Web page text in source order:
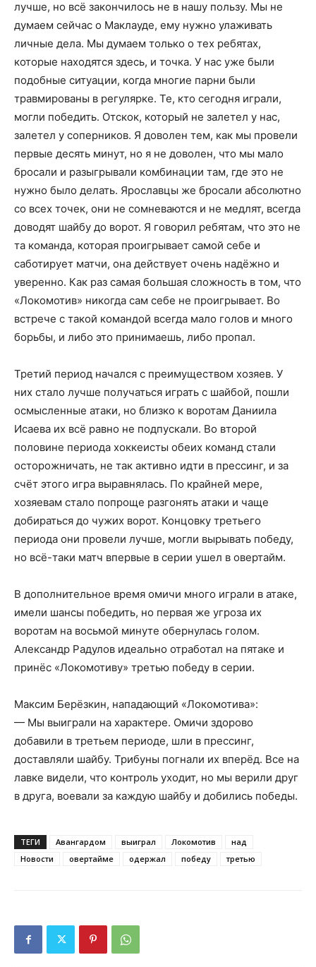
лучше, но всё закончилось не в нашу пользу. Мы не
думаем сейчас о Маклауде, ему нужно улаживать
личные дела. Мы думаем только о тех ребятах,
которые находятся здесь, и точка. У нас уже были
подобные ситуации, когда многие парни были
травмированы в регулярке. Те, кто сегодня играли,
могли победить. Отскок, который не залетел у нас,
залетел у соперников. Я доволен тем, как мы провели
первые десять минут, но я не доволен, что мы мало
бросали и разыгрывали комбинации там, где это не
нужно было делать. Ярославцы же бросали абсолютно
со всех точек, они не сомневаются и не медлят, всегда
доводят шайбу до ворот. Я говорил ребятам, что это не
та команда, которая проигрывает самой себе и
саботирует матчи, она действует очень надёжно и
уверенно. Как раз самая большая сложность в том, что
«Локомотив» никогда сам себе не проигрывает. Во
встрече с такой командой всегда мало голов и много
борьбы, и либо это принимаешь, либо пропал.
Третий период начался с преимуществом хозяев. У
них стало лучше получаться играть с шайбой, пошли
осмысленные атаки, но близко к воротам Даниила
Исаева их всё равно не подпускали. Во второй
половине периода хоккеисты обеих команд стали
осторожничать, не так активно идти в прессинг, и за
счёт этого игра выравнялась. По крайней мере,
хозяевам стало попроще разгонять атаки и чаще
добираться до чужих ворот. Концовку третьего
периода они провели лучше, могли вырывать победу,
но всё-таки матч впервые в серии ушел в овертайм.
В дополнительное время омичи много играли в атаке,
имели шансы победить, но первая же угроза их
воротам на восьмой минуте обернулась голом.
Александр Радулов идеально отработал на пятаке и
принёс «Локомотиву» третью победу в серии.
Максим Берёзкин, нападающий «Локомотива»:
— Мы выиграли на характере. Омичи здорово
добавили в третьем периоде, шли в прессинг,
доставляли шайбу. Трибуны погнали их вперёд. Все на
лавке видели, что контроль уходит, но мы верили друг
в друга, воевали за каждую шайбу и добились победы.
ТЕГИ Авангардом выиграл Локомотив
над
Новости
овертайме одержал победу третью